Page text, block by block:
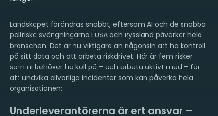
Landskapet förändras snabbt, eftersom AI och de snabba
politiska svängningarna i USA och Ryssland påverkar hela
branschen. Det är nu viktigare än någonsin att ha kontroll
på sitt data och att arbeta riskdrivet. Här är fem risker
som ni behöver ha koll på – och arbeta aktivt med – för
att undvika allvarliga incidenter som kan påverka hela
organisationen:
Underleverantörerna är ert ansvar –